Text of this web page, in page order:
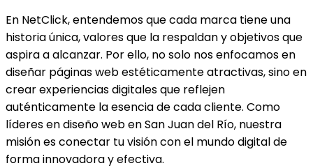
En NetClick, entendemos que cada marca tiene una
historia única, valores que la respaldan y objetivos que
aspira a alcanzar. Por ello, no solo nos enfocamos en
diseñar páginas web estéticamente atractivas, sino en
crear experiencias digitales que reflejen
auténticamente la esencia de cada cliente. Como
líderes en diseño web en San Juan del Río, nuestra
misión es conectar tu visión con el mundo digital de
forma innovadora y efectiva.